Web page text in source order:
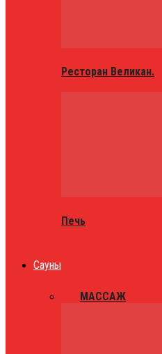
Ресторан Великан.
Печь
Сауны
МАССАЖ